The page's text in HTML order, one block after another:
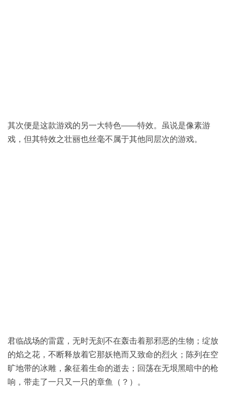
其次便是这款游戏的另一大特色——特效。虽说是像素游
戏，但其特效之壮丽也丝毫不属于其他同层次的游戏。
君临战场的雷霆，无时无刻不在轰击着那邪恶的生物；绽放
的焰之花，不断释放着它那妖艳而又致命的烈火；陈列在空
旷地带的冰雕，象征着生命的逝去；回荡在无垠黑暗中的枪
响，带走了一只又一只的章鱼（？）。